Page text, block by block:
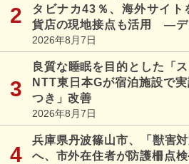
タビナカ43％、海外サイト
貨店の現地接点も活用 ―デ
2026年8月7日
良質な睡眠を目的とした「
NTT東日本Gが宿泊施設で
つき」改善
2026年8月7日
兵庫県丹波篠山市、「獣害
へ、市外在住者が防護柵点